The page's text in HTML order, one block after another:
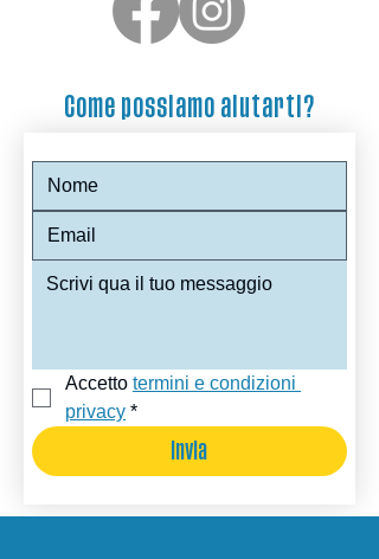
Come possiamo aiutarti?
Accetto termini e condizioni
privacy *
Invia